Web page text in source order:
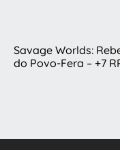
Savage Worlds:
do Povo-Fera – +7